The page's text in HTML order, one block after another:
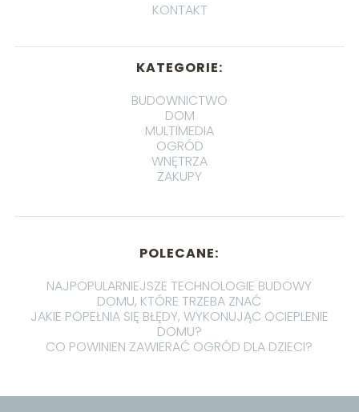
KONTAKT
KATEGORIE:
BUDOWNICTWO
DOM
MULTIMEDIA
OGRÓD
WNĘTRZA
ZAKUPY
POLECANE:
NAJPOPULARNIEJSZE TECHNOLOGIE BUDOWY
DOMU, KTÓRE TRZEBA ZNAĆ
JAKIE POPEŁNIA SIĘ BŁĘDY, WYKONUJĄC OCIEPLENIE
DOMU?
CO POWINIEN ZAWIERAĆ OGRÓD DLA DZIECI?